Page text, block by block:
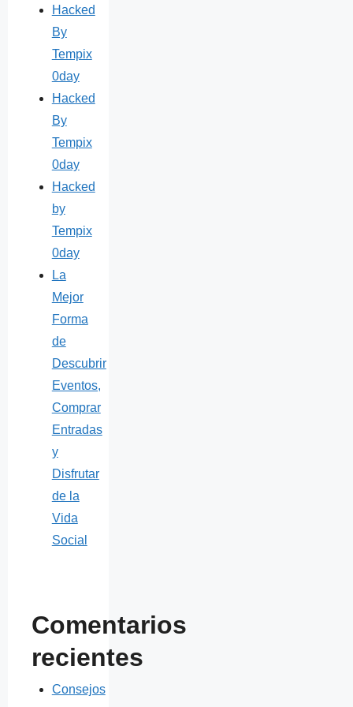
Hacked
By
Tempix
0day
Hacked
By
Tempix
0day
Hacked
by
Tempix
0day
La
Mejor
Forma
de
Descubrir
Eventos,
Comprar
Entradas
y
Disfrutar
de la
Vida
Social
Comentarios
recientes
Consejos